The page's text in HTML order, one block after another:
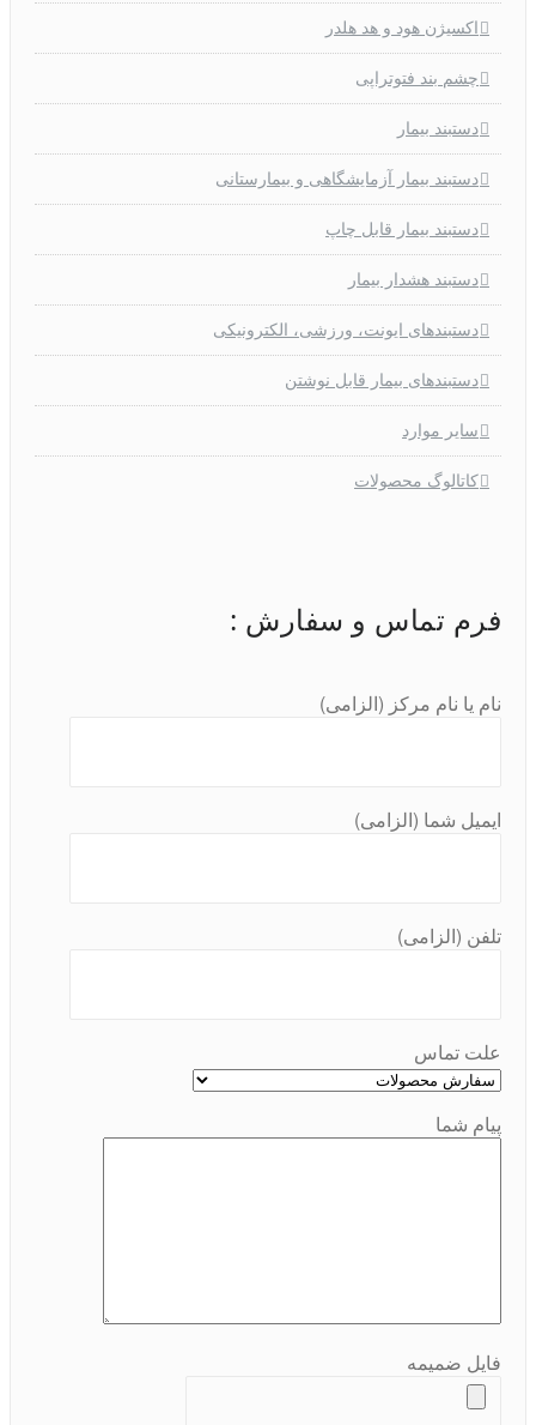
اکسیژن هود و هد هلدر
چشم بند فتوتراپی
دستبند بیمار
دستبند بیمار آزمایشگاهی و بیمارستانی
دستبند بیمار قابل چاپ
دستبند هشدار بیمار
دستبندهای ایونت، ورزشی، الکترونیکی
دستبندهای بیمار قابل نوشتن
سایر موارد
کاتالوگ محصولات
فرم تماس و سفارش :
نام یا نام مرکز (الزامی)
ایمیل شما (الزامی)
تلفن (الزامی)
علت تماس
پیام شما
فایل ضمیمه